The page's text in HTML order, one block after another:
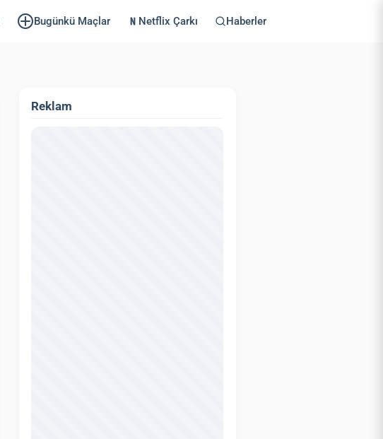
Bugünkü Maçlar Netflix Çarkı Haberler
Reklam